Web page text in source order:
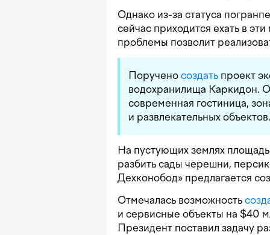
Однако из-за статуса
сейчас приходится ехать в
проблемы позволит
Поручено создать проект
водохранилища Каркидон.
современная гостиница,
и развлекательных объектов.
На пустующих землях
разбить сады черешни,
Дехконобод» предлагается
Отмечалась возможность
и сервисные объекты на $40
Президент поставил задачу